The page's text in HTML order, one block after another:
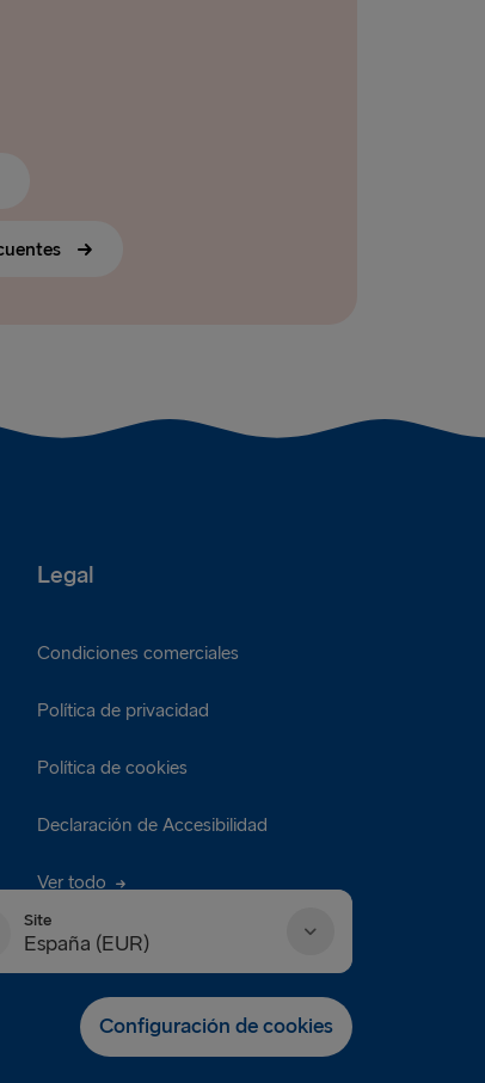
Legal
Condiciones comerciales
Política de privacidad
Política de cookies
Declaración de Accesibilidad
Ver todo
Site
España (EUR)
Danmark (DKK)
Deutschland (EUR)
Configuración de cookies